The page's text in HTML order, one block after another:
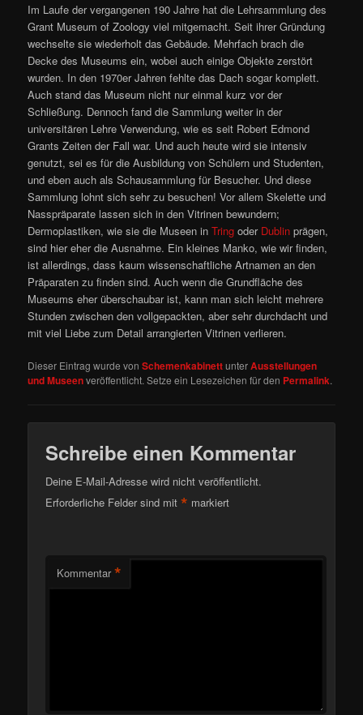
Im Laufe der vergangenen 190 Jahre hat die Lehrsammlung des
Grant Museum of Zoology viel mitgemacht. Seit ihrer Gründung
wechselte sie wiederholt das Gebäude. Mehrfach brach die
Decke des Museums ein, wobei auch einige Objekte zerstört
wurden. In den 1970er Jahren fehlte das Dach sogar komplett.
Auch stand das Museum nicht nur einmal kurz vor der
Schließung. Dennoch fand die Sammlung weiter in der
universitären Lehre Verwendung, wie es seit Robert Edmond
Grants Zeiten der Fall war. Und auch heute wird sie intensiv
genutzt, sei es für die Ausbildung von Schülern und Studenten,
und eben auch als Schausammlung für Besucher. Und diese
Sammlung lohnt sich sehr zu besuchen! Vor allem Skelette und
Nasspräparate lassen sich in den Vitrinen bewundern;
Dermoplastiken, wie sie die Museen inTring oder Dublin prägen,
sind hier eher die Ausnahme. Ein kleines Manko, wie wir finden,
ist allerdings, dass kaum wissenschaftliche Artnamen an den
Präparaten zu finden sind. Auch wenn die Grundfläche des
Museums eher überschaubar ist, kann man sich leicht mehrere
Stunden zwischen den vollgepackten, aber sehr durchdacht und
mit viel Liebe zum Detail arrangierten Vitrinen verlieren.
Dieser Eintrag wurde vonSchemenkabinettunterAusstellungen
und Museenveröffentlicht. Setze ein Lesezeichen für den Permalink.
Schreibe einen Kommentar
Deine E-Mail-Adresse wird nicht veröffentlicht.
Erforderliche Felder sind mit* markiert
Kommentar *